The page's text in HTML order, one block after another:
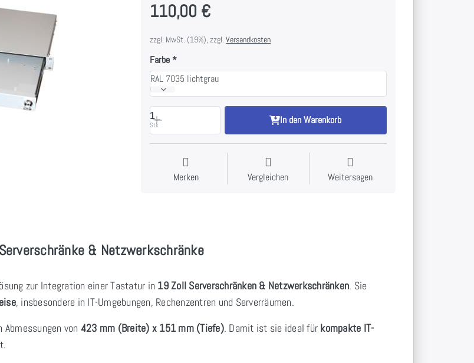
110,00 €
zzgl. MwSt. (19%), zzgl.Versandkosten
Farbe
RAL 7035 lichtgrau
1
Stk In den Warenkorb
Merken Vergleichen Weitersagen
& Netzwerkschränke
zur Integration einer Tastatur in 19 Zoll Serverschränken & Netzwerkschränken. Sie
, insbesondere in IT-Umgebungen, Rechenzentren und Serverräumen.
von 423 mm (Breite) x 151 mm (Tiefe). Damit ist sie ideal für kompakte IT-